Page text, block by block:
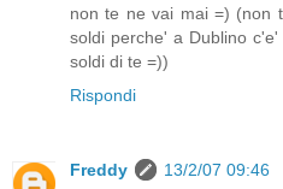
non te ne vai mai =) (non
soldi perche' a Dublino
soldi di te =))
Rispondi
Freddy
13/2/07 09:46